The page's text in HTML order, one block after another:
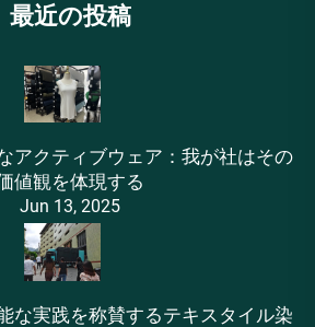
最近の投稿
アクティブウェア：我が社はその
値観を体現する
Jun 13, 2025
な実践を称賛するテキスタイル染